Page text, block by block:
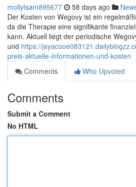
mollytsam895677 58 days ago
Der Kosten von Wegovy ist ein
da die Therapie eine signifikante
kann. Aktuell liegt der periodische
und https://
preis-aktuelle-informationen-und-kosten
Comments
Who Upvoted
Comments
Submit a Comment
No HTML